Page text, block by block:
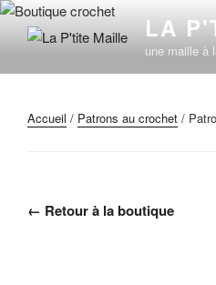
Aller
principal
LA
une maille
Accueil / Patrons au crochet /
← Retour à la boutique